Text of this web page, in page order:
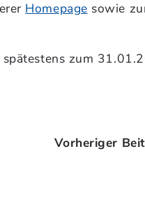
Homepage sowie
zum
Vorheriger